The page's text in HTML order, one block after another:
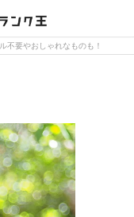
不要やおしゃれなものも！